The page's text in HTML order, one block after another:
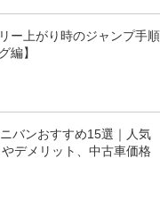
ー上がり時のジャンプ手順
編】
バンおすすめ15選｜人気
デメリット、中古車価格